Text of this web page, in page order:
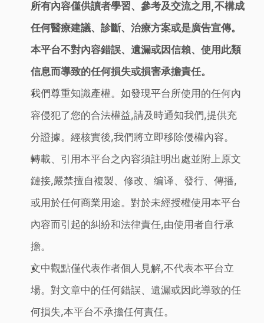
所有內容僅供讀者學習、參考及交流之用,不構成
任何醫療建議、診斷、治療方案或是廣告宣傳。
本平台不對內容錯誤、遺漏或因信賴、使用此類
信息而導致的任何損失或損害承擔責任。
我們尊重知識產權。如發現平台所使用的任何內
容侵犯了您的合法權益,請及時通知我們,提供充
分證據。經核實後,我們將立即移除侵權內容。
轉載、引用本平台之內容須註明出處並附上原文
鏈接,嚴禁擅自複製、修改、编译、發行、傳播,
或用於任何商業用途。對於未經授權使用本平台
內容而引起的糾紛和法律責任,由使用者自行承
擔。
文中觀點僅代表作者個人見解,不代表本平台立
場。對文章中的任何錯誤、遺漏或因此導致的任
何損失,本平台不承擔任何責任。